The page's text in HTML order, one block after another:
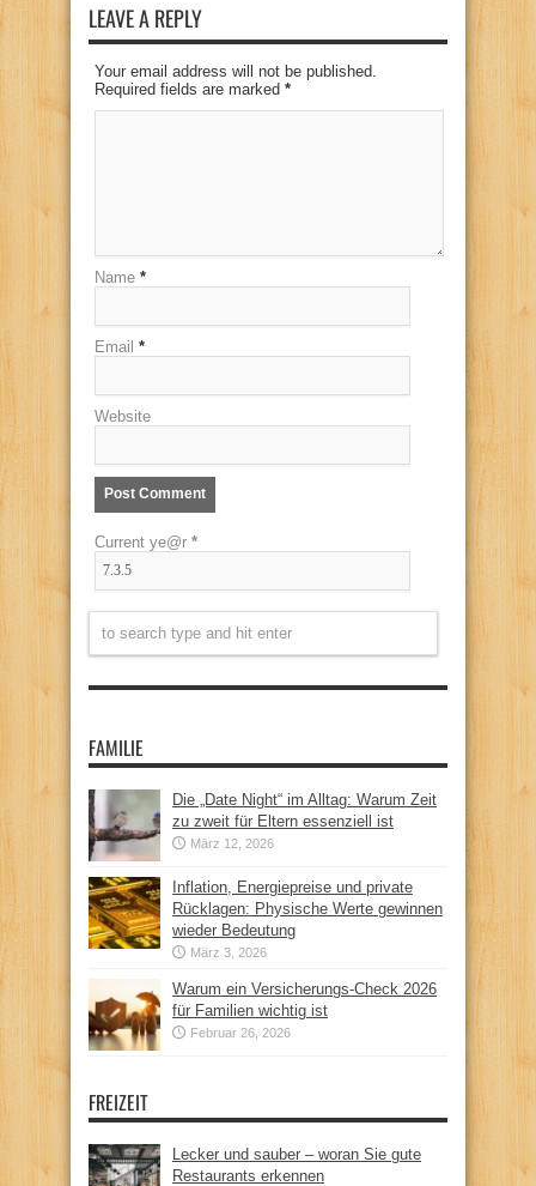
LEAVE A REPLY
Your email address will not be published.
Required fields are marked *
Name *
Email *
Website
Current ye@r *
FAMILIE
Die „Date Night“ im Alltag: Warum Zeit
zu zweit für Eltern essenziell ist
März 12, 2026
Inflation, Energiepreise und private
Rücklagen: Physische Werte gewinnen
wieder Bedeutung
März 3, 2026
Warum ein Versicherungs-Check 2026
für Familien wichtig ist
Februar 26, 2026
FREIZEIT
Lecker und sauber – woran Sie gute
Restaurants erkennen